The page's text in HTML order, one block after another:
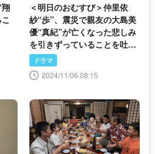
＜明日のおむすび＞仲里依
紗“歩”、震災で親友の大島美
優“真紀”が亡くなった悲しみ
を引きずっていることを吐露
する
ドラマ
2024/11/06 08:15